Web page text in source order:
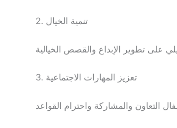
2. تنمية الخيال
3. تعزيز المهارات الاجتماعية